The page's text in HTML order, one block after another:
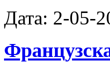
Дата: 2-05-